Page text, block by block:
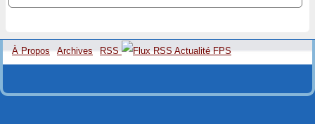
À Propos Archives RSS